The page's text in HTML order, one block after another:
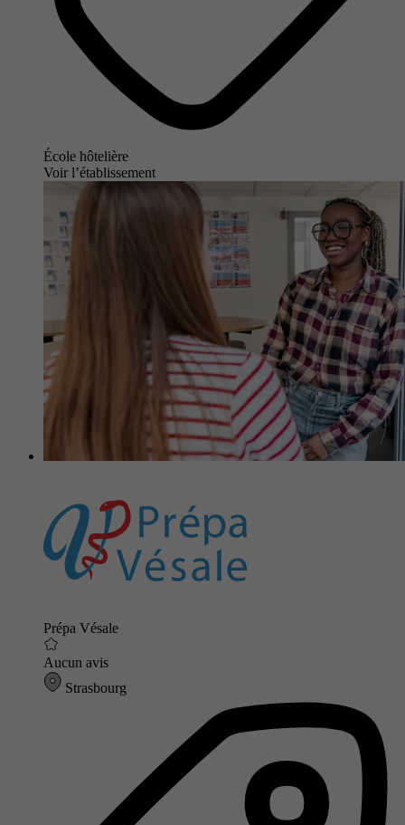
École hôtelière
Voir l’établissement
Prépa Vésale
Aucun avis
Strasbourg